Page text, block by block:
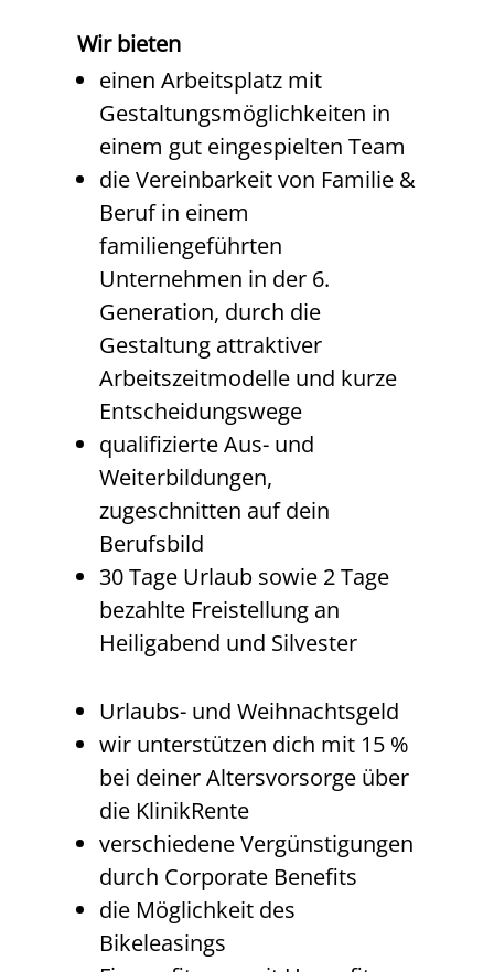
Wir bieten
einen Arbeitsplatz mit
Gestaltungsmöglichkeiten in
einem gut eingespielten Team
die Vereinbarkeit von Familie &
Beruf in einem
familiengeführten
Unternehmen in der 6.
Generation, durch die
Gestaltung attraktiver
Arbeitszeitmodelle und kurze
Entscheidungswege
qualifizierte Aus- und
Weiterbildungen,
zugeschnitten auf dein
Berufsbild
30 Tage Urlaub sowie 2 Tage
bezahlte Freistellung an
Heiligabend und Silvester
Urlaubs- und Weihnachtsgeld
wir unterstützen dich mit 15 %
bei deiner Altersvorsorge über
die KlinikRente
verschiedene Vergünstigungen
durch Corporate Benefits
die Möglichkeit des
Bikeleasings